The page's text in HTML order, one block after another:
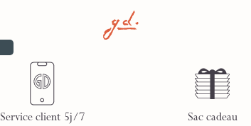
Service client 5j/7
Sac cadeau